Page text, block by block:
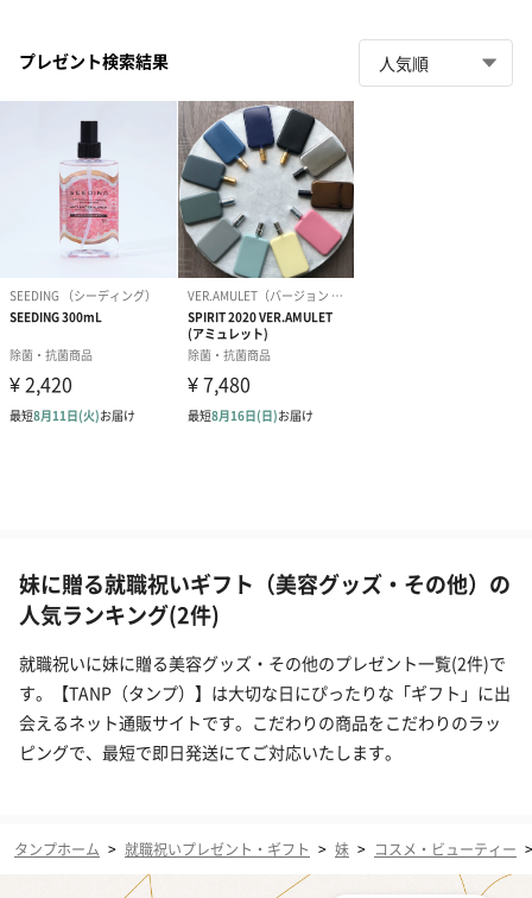
プレゼント検索結果
妹に贈る就職祝いギフト（美容グッズ・その他）の
人気ランキング(2件)
就職祝いに妹に贈る美容グッズ・その他のプレゼント一覧(2件)で
す。【TANP（タンプ）】は大切な日にぴったりな「ギフト」に出
会えるネット通販サイトです。こだわりの商品をこだわりのラッ
ピングで、最短で即日発送にてご対応いたします。
タンプホーム > 就職祝いプレゼント・ギフト > 妹 > コスメ・ビューティー